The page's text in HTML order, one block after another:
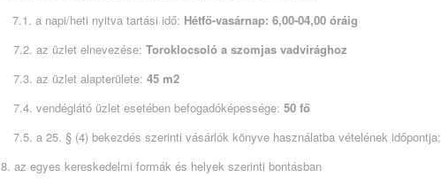
7.1. a napi/heti nyitva tartási idő: Hétfő-vasárnap: 6,00-04,00 óráig
7.2. az üzlet elnevezése: Toroklocsoló a szomjas vadvirághoz
7.3. az üzlet alapterülete: 45 m2
7.4. vendéglátó üzlet esetében befogadóképessége: 50 fő
7.5. a 25. § (4) bekezdés szerinti vásárlók könyve használatba vételének időpontja;
8. az egyes kereskedelmi formák és helyek szerinti bontásban